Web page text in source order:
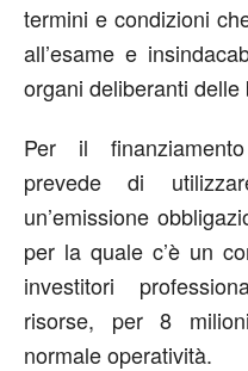
termini e condizioni
all’esame e
organi deliberanti
Per il
prevede di
un’emissione
per la quale c’è un
investitori
risorse, per 8
normale operatività.